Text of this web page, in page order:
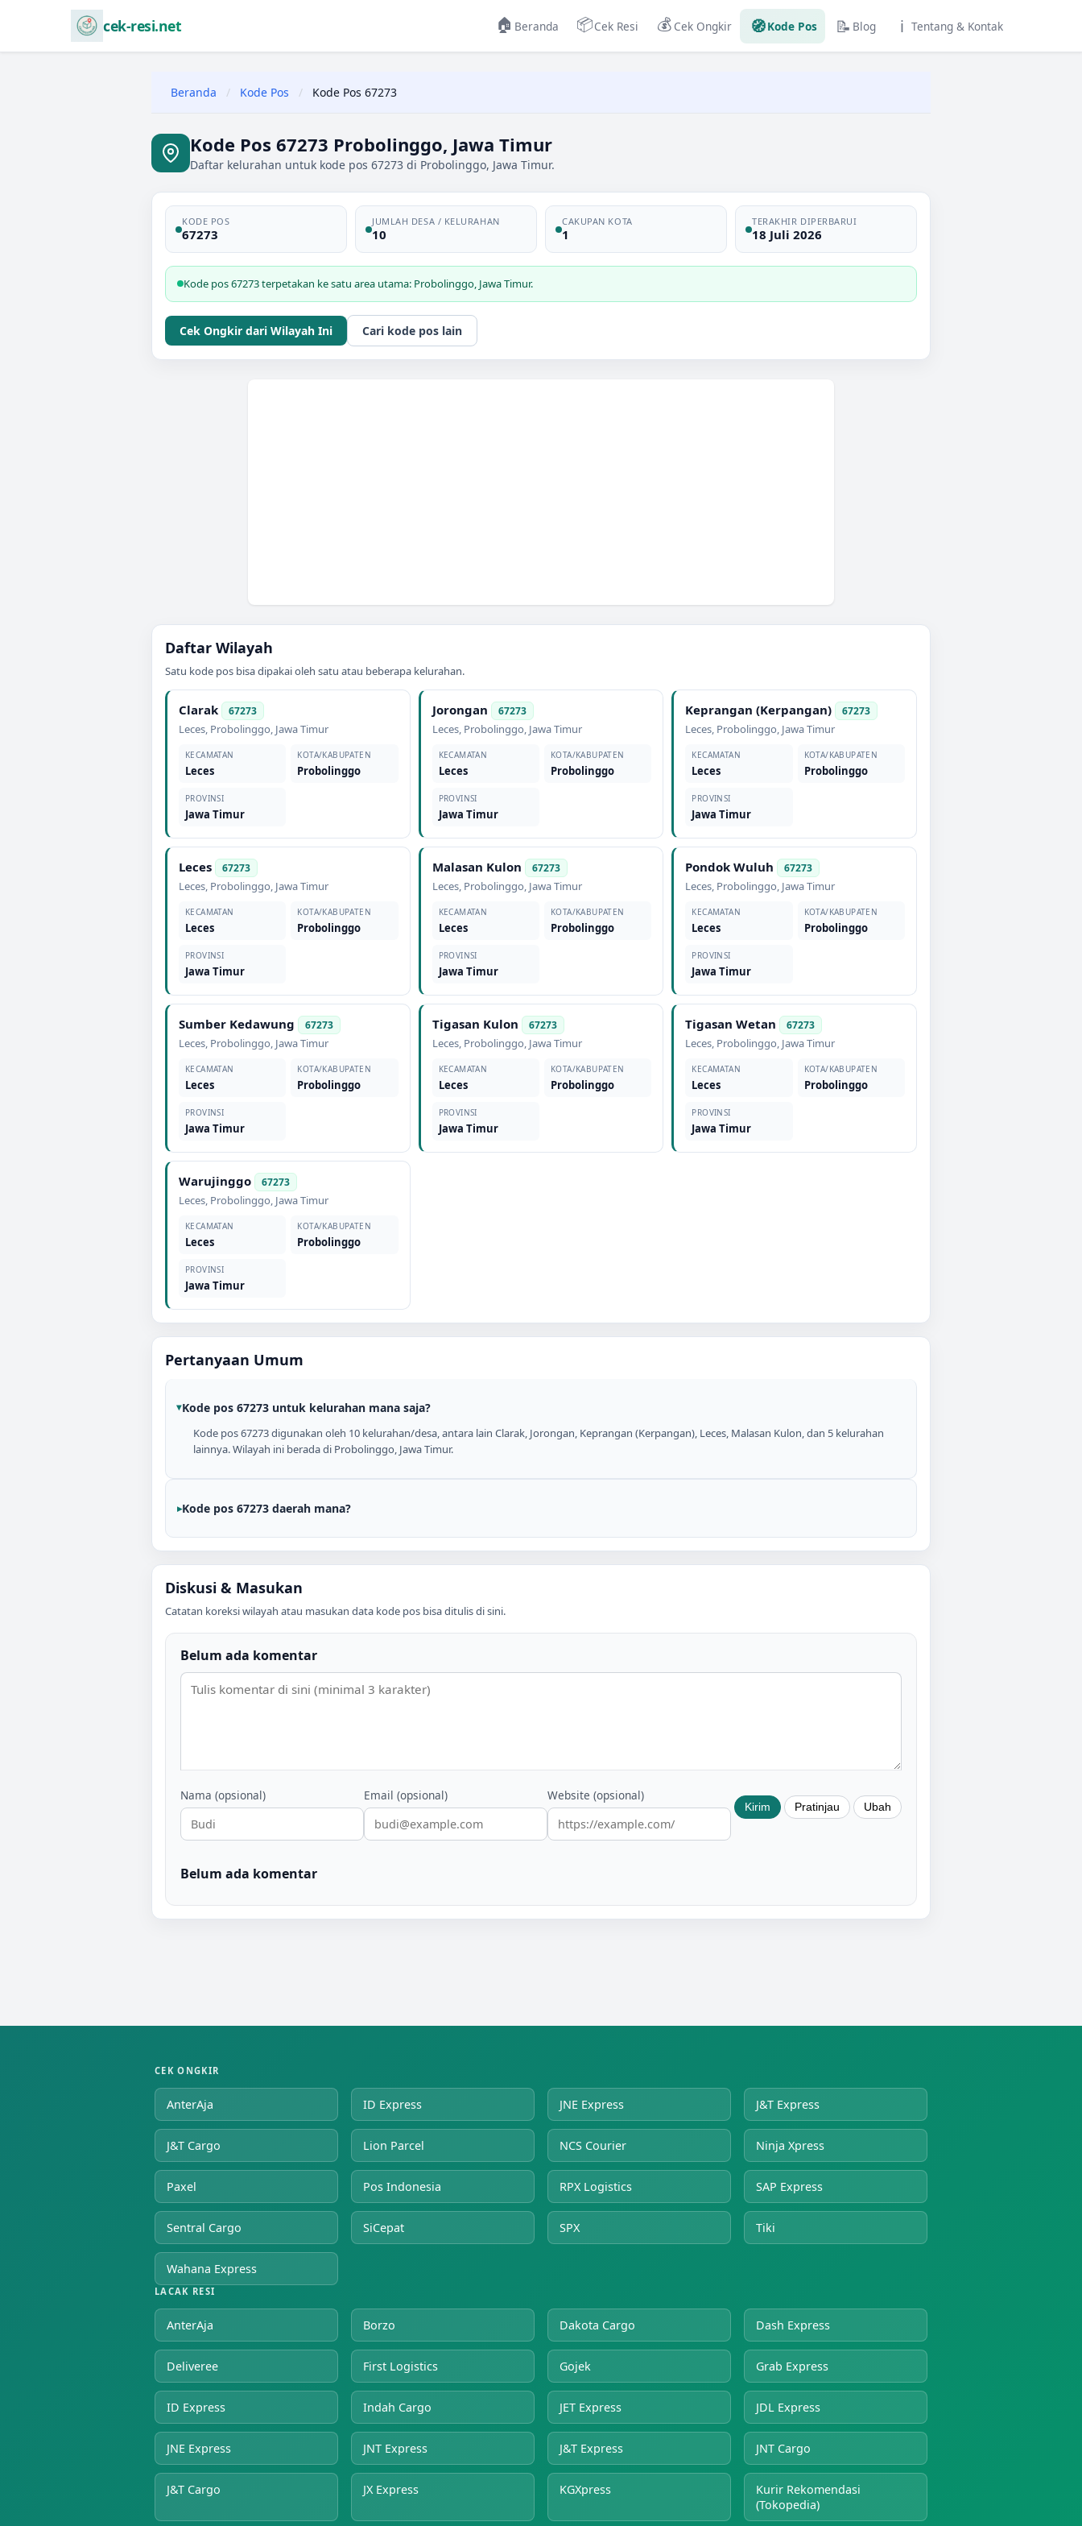
cek-resi.net 🏠 Beranda 📦Cek Resi 💰 Cek Ongkir 🧭Kode Pos 📝 Blog ℹ️ Tentang & Kontak
Beranda / Kode Pos / Kode Pos 67273
Kode Pos 67273 Probolinggo, Jawa Timur
Daftar kelurahan untuk kode pos 67273 di Probolinggo, Jawa Timur.
KODE POS
67273
JUMLAH DESA / KELURAHAN
10
CAKUPAN KOTA
1
TERAKHIR DIPERBARUI
18 Juli 2026
Kode pos 67273 terpetakan ke satu area utama: Probolinggo, Jawa Timur.
Cek Ongkir dari Wilayah Ini Cari kode pos lain
Daftar Wilayah
Satu kode pos bisa dipakai oleh satu atau beberapa kelurahan.
Clarak 67273
Leces, Probolinggo, Jawa Timur
KECAMATAN
Leces
KOTA/KABUPATEN
Probolinggo
PROVINSI
Jawa Timur
Jorongan 67273
Leces, Probolinggo, Jawa Timur
KECAMATAN
Leces
KOTA/KABUPATEN
Probolinggo
PROVINSI
Jawa Timur
Keprangan (Kerpangan) 67273
Leces, Probolinggo, Jawa Timur
KECAMATAN
Leces
KOTA/KABUPATEN
Probolinggo
PROVINSI
Jawa Timur
Leces 67273
Leces, Probolinggo, Jawa Timur
KECAMATAN
Leces
KOTA/KABUPATEN
Probolinggo
PROVINSI
Jawa Timur
Malasan Kulon 67273
Leces, Probolinggo, Jawa Timur
KECAMATAN
Leces
KOTA/KABUPATEN
Probolinggo
PROVINSI
Jawa Timur
Pondok Wuluh 67273
Leces, Probolinggo, Jawa Timur
KECAMATAN
Leces
KOTA/KABUPATEN
Probolinggo
PROVINSI
Jawa Timur
Sumber Kedawung 67273
Leces, Probolinggo, Jawa Timur
KECAMATAN
Leces
KOTA/KABUPATEN
Probolinggo
PROVINSI
Jawa Timur
Tigasan Kulon 67273
Leces, Probolinggo, Jawa Timur
KECAMATAN
Leces
KOTA/KABUPATEN
Probolinggo
PROVINSI
Jawa Timur
Tigasan Wetan 67273
Leces, Probolinggo, Jawa Timur
KECAMATAN
Leces
KOTA/KABUPATEN
Probolinggo
PROVINSI
Jawa Timur
Warujinggo 67273
Leces, Probolinggo, Jawa Timur
KECAMATAN
Leces
KOTA/KABUPATEN
Probolinggo
PROVINSI
Jawa Timur
Pertanyaan Umum
Kode pos 67273 untuk kelurahan mana saja?
Kode pos 67273 digunakan oleh 10 kelurahan/desa, antara lain Clarak, Jorongan, Keprangan (Kerpangan), Leces, Malasan Kulon, dan 5 kelurahan
lainnya. Wilayah ini berada di Probolinggo, Jawa Timur.
Kode pos 67273 daerah mana?
Diskusi & Masukan
Catatan koreksi wilayah atau masukan data kode pos bisa ditulis di sini.
Belum ada komentar
Nama (opsional) Email (opsional) Website (opsional)
Belum ada komentar
CEK ONGKIR
AnterAja ID Express JNE Express J&T Express
J&T Cargo Lion Parcel NCS Courier Ninja Xpress
Paxel Pos Indonesia RPX Logistics SAP Express
Sentral Cargo SiCepat SPX Tiki
Wahana Express
LACAK RESI
AnterAja Borzo Dakota Cargo Dash Express
Deliveree First Logistics Gojek Grab Express
ID Express Indah Cargo JET Express JDL Express
JNE Express JNT Express J&T Express JNT Cargo
J&T Cargo JX Express KGXpress
Kurir Rekomendasi
(Tokopedia)